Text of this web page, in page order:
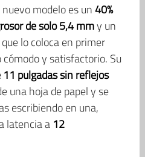
modelo es un40%
de solo 5,4 mmy un
lo coloca en primer
y satisfactorio. Su
pulgadas sin reflejos
una hoja de papel y se
escribiendo en una,
latencia a 12